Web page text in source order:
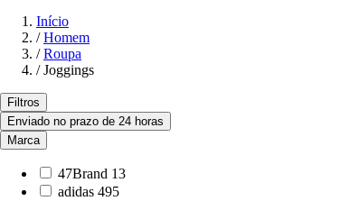
Início
/ Homem
/ Roupa
/ Joggings
Filtros
Enviado no prazo de 24 horas
Marca
47Brand 13
adidas 495